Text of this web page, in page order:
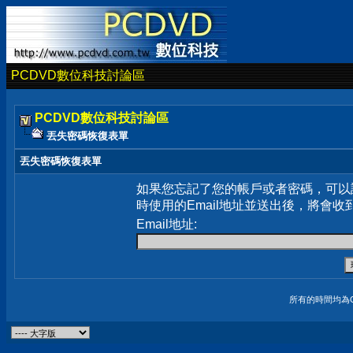
PCDVD數位科技討論區
PCDVD數位科技討論區
丟失密碼恢復表單
丟失密碼恢復表單
如果您忘記了您的帳戶或者密碼，可
時使用的Email地址並送出後，將會收
Email地址:
所有的時間均為